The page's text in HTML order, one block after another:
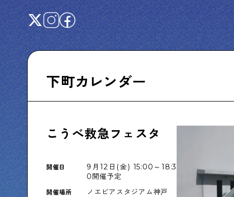
下町日記
下町に暮らす人たちに日記を書いてもらいま
した
下町カレンダー
こうべ救急フェスタ
開催日
9月12日(金) 15:00～18:3
0開催予定
開催場所 ノエビアスタジアム神戸